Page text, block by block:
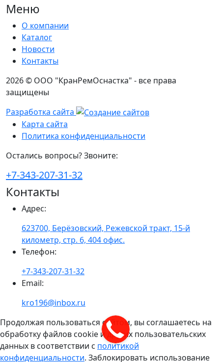
Меню
О компании
Каталог
Новости
Контакты
2026 © ООО "КранРемОснастка" - все права
защищены
Разработка сайта
Карта сайта
Политика конфиденциальности
Остались вопросы? Звоните:
+7-343-207-31-32
Контакты
Адрес:
623700, Берёзовский, Режевской тракт, 15-й
километр, стр. 6, 404 офис.
Телефон:
+7-343-207-31-32
Email:
kro196@inbox.ru
Продолжая пользоваться сайтом, вы соглашаетесь на
обработку файлов cookie и других пользовательских
данных в соответствии с политикой
конфиденциальности. Заблокировать использование